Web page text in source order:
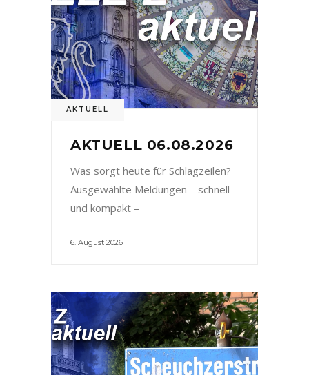
AKTUELL
AKTUELL 06.08.2026
Was sorgt heute für Schlagzeilen?
Ausgewählte Meldungen – schnell
und kompakt –
6. August 2026